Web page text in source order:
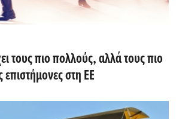
τους πιο πολλούς, αλλά τους πιο
στη ΕΕ